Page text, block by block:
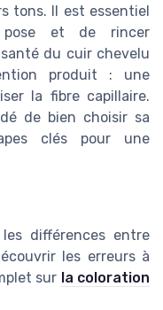
tons. Il est essentiel
et de rincer
du cuir chevelu
produit : une
la fibre capillaire.
de bien choisir sa
clés pour une
différences entre
les erreurs à
sur la coloration